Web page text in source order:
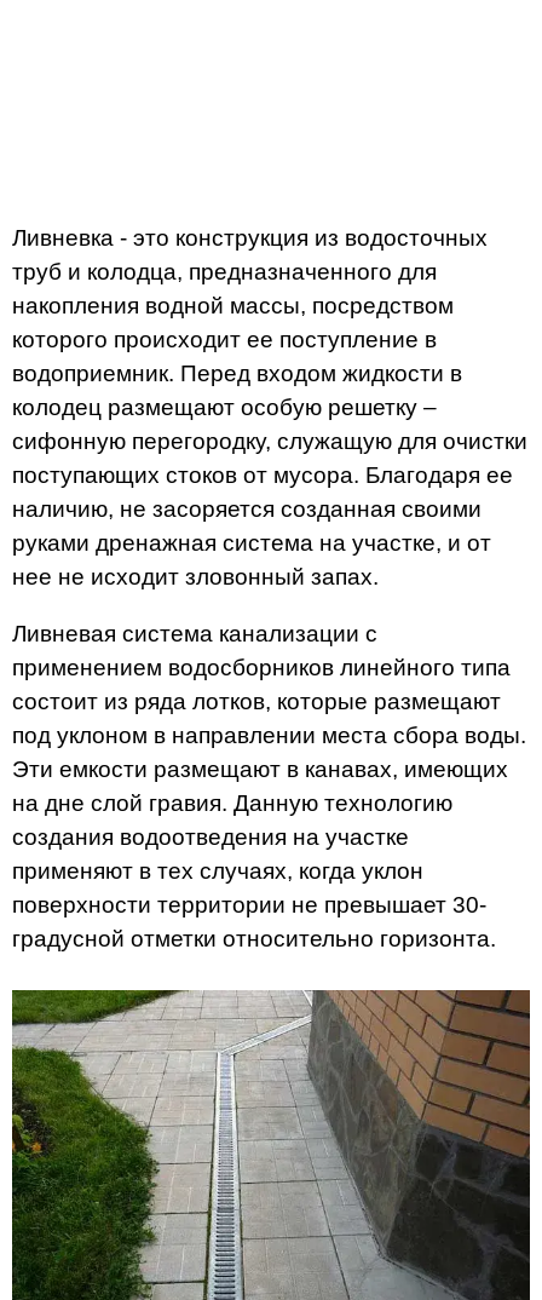
Ливневка - это конструкция из водосточных
труб и колодца, предназначенного для
накопления водной массы, посредством
которого происходит ее поступление в
водоприемник. Перед входом жидкости в
колодец размещают особую решетку –
сифонную перегородку, служащую для очистки
поступающих стоков от мусора. Благодаря ее
наличию, не засоряется созданная своими
руками дренажная система на участке, и от
нее не исходит зловонный запах.
Ливневая система канализации с
применением водосборников линейного типа
состоит из ряда лотков, которые размещают
под уклоном в направлении места сбора воды.
Эти емкости размещают в канавах, имеющих
на дне слой гравия. Данную технологию
создания водоотведения на участке
применяют в тех случаях, когда уклон
поверхности территории не превышает 30-
градусной отметки относительно горизонта.